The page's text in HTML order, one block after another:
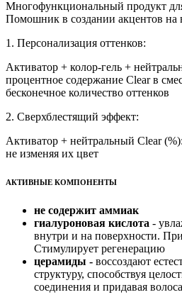
Многофункциональный продукт
Помошник в создании акцентов на
1. Персонализация оттенков:
Активатор + колор-гель +
процентное содержание Clear в
бесконечное количество оттенков
2. Сверхблестящий эффект:
Активатор + нейтральный Clear
не изменяя их цвет
АКТИВНЫЕ КОМПОНЕНТЫ
не содержит аммиак
гиалуроновая кислота -
внутри и на поверхности.
Стимулирует регенерацию
церамиды - воссоздают
структуру, способствуя
соединения и придавая